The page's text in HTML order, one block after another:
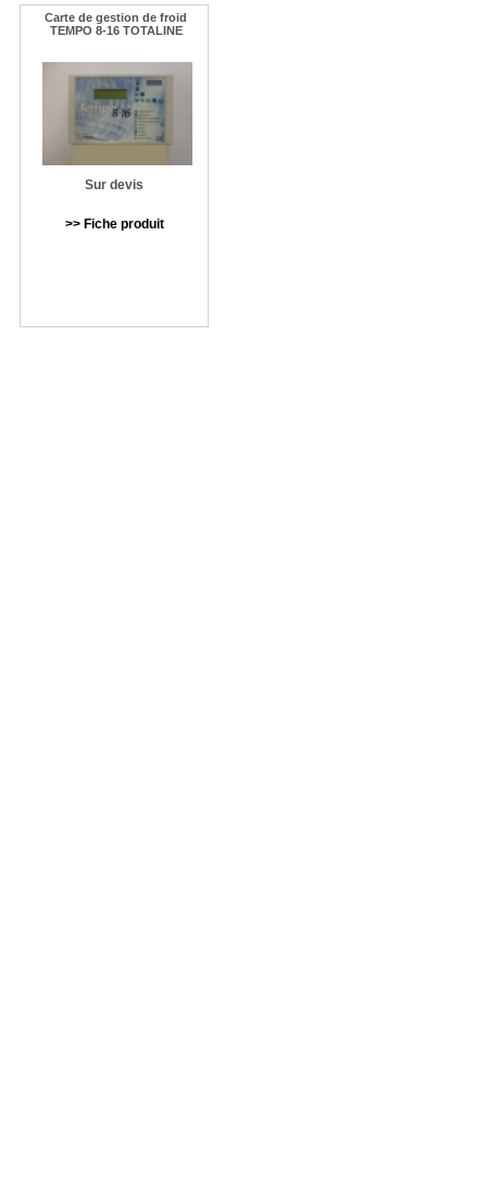
Carte de gestion de froid
TEMPO 8-16 TOTALINE
Sur devis
>> Fiche produit